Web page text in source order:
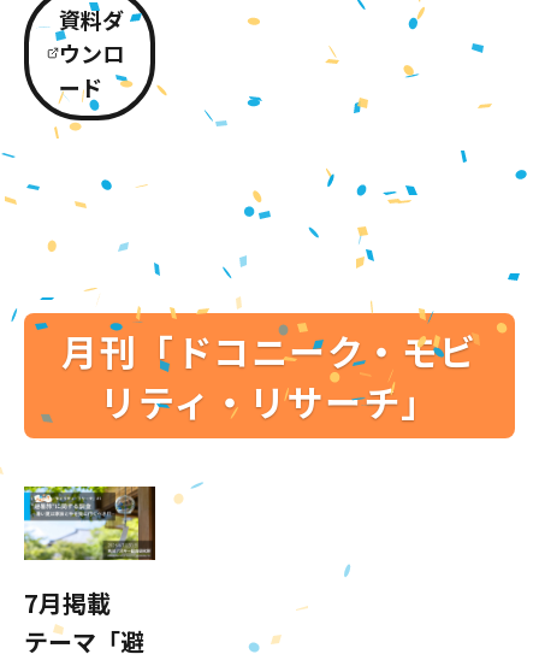
資料ダ
ウンロ
ード
月刊「ドコニーク・モビ
リティ・リサーチ」
7月掲載
テーマ「避